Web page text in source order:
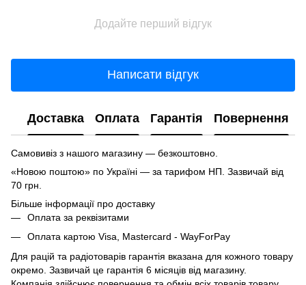
Додайте перший відгук
Написати відгук
Доставка Оплата Гарантія Повернення
Самовивіз з нашого магазину — безкоштовно.
«Новою поштою» по Україні — за тарифом НП. Зазвичай від
70 грн.
Більше інформації про доставку
Оплата за реквізитами
Оплата картою Visa, Mastercard - WayForPay
Для рацій та радіотоварів гарантія вказана для кожного товару
окремо. Зазвичай це гарантія 6 місяців від магазину.